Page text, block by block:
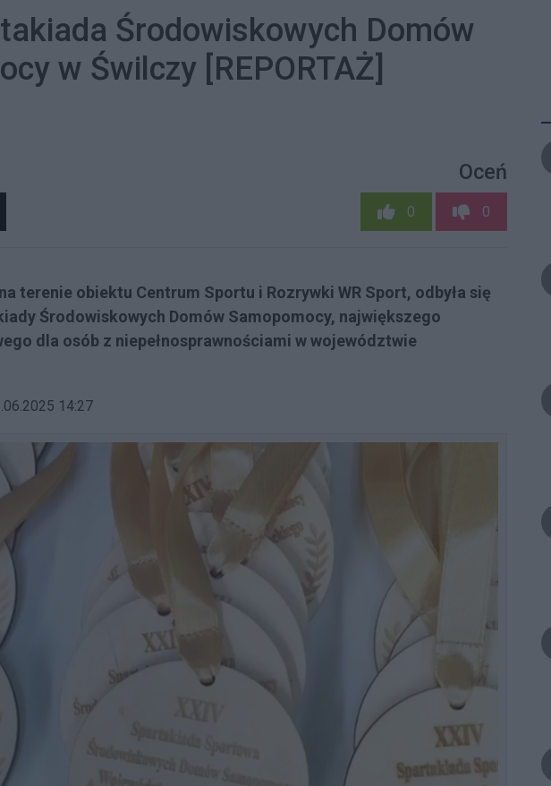
Środowiskowych Domów
w Świlczy [REPORTAŻ]
Oceń
0 0
terenie obiektu Centrum Sportu i Rozrywki WR Sport, odbyła się
Środowiskowych Domów Samopomocy, największego
dla osób z niepełnosprawnościami w województwie
14:27